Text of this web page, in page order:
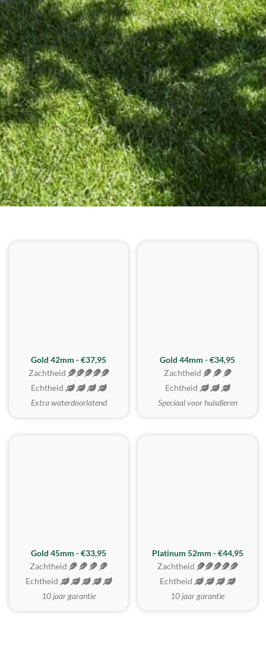
ZACHTSTE
Gold 42mm - €37,95
Zachtheid
Echtheid
Extra waterdoorlatend
Gold 44mm - €34,95
Zachtheid
Echtheid
Speciaal voor huisdieren
REALISTISCH
Gold 45mm - €33,95
Zachtheid
Echtheid
10 jaar garantie
ZACHTSTE
Platinum 52mm - €44,95
Zachtheid
Echtheid
10 jaar garantie